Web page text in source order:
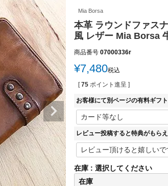
Mia Borsa
本革 ラウンドファス
風 レザー Mia Borsa
商品番号 07000336r
¥7,480税込
[ 75 ポイント進呈 ]
お客様にて別ページの有料ギフ
レビュー投稿すると特典がもら
在庫
選択してください
在庫